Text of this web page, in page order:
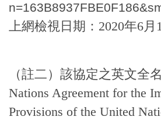
上網檢視日期：2020年6月1
（註二）該協定之英文全
Nations Agreement for the
Provisions of the United